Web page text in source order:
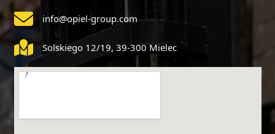
info@opiel-group.com
Solskiego 12/19, 39-300 Mielec